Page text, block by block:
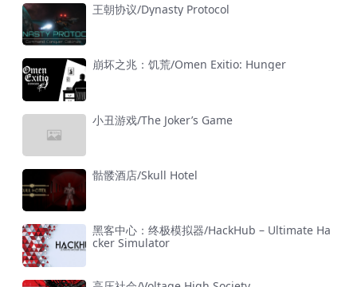
王朝协议/Dynasty Protocol
崩坏之兆：饥荒/Omen Exitio: Hunger
小丑游戏/The Joker’s Game
骷髅酒店/Skull Hotel
黑客中心：终极模拟器/HackHub – Ultimate Ha
cker Simulator